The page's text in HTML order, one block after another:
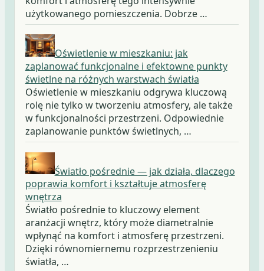
użytkowanego pomieszczenia. Dobrze …
Oświetlenie w mieszkaniu: jak
zaplanować funkcjonalne i efektowne punkty
świetlne na różnych warstwach światła
Oświetlenie w mieszkaniu odgrywa kluczową
rolę nie tylko w tworzeniu atmosfery, ale także
w funkcjonalności przestrzeni. Odpowiednie
zaplanowanie punktów świetlnych, …
Światło pośrednie — jak działa, dlaczego
poprawia komfort i kształtuje atmosferę
wnętrza
Światło pośrednie to kluczowy element
aranżacji wnętrz, który może diametralnie
wpłynąć na komfort i atmosferę przestrzeni.
Dzięki równomiernemu rozprzestrzenieniu
światła, …